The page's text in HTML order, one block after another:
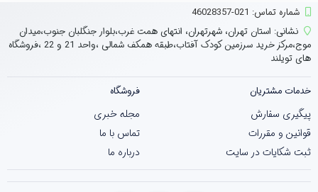
شماره تماس‌: 021-46028357
نشانی: استان تهران، شهرتهران، انتهای همت غرب،بلوار جنگلبان جنوب،میدان
موج،مرکز خرید سرزمین کودک آفتاب،طبقه همکف شمالی ،واحد 21 و 22 ،فروشگاه
های تویلند
خدمات مشتریان
پیگیری سفارش
قوانین و مقررات
ثبت شکایات در سایت
فروشگاه
مجله خبری
تماس با ما
درباره ما